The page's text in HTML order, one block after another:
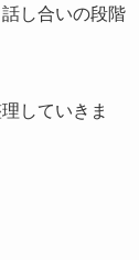
し合いの段階
していきま